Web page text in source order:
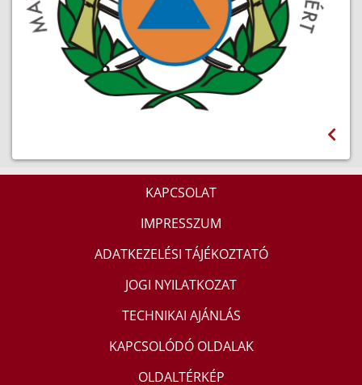
KAPCSOLAT
IMPRESSZUM
ADATKEZELÉSI TÁJÉKOZTATÓ
JOGI NYILATKOZAT
TECHNIKAI AJÁNLÁS
KAPCSOLÓDÓ OLDALAK
OLDALTÉRKÉP